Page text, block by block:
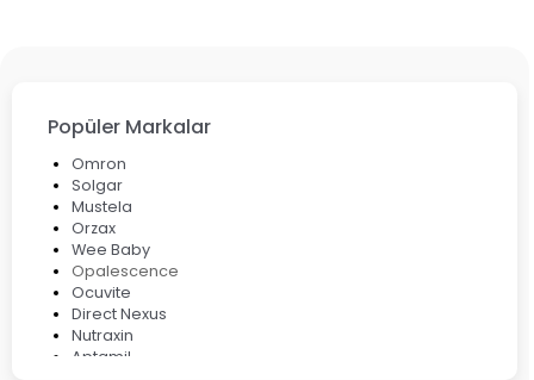
Popüler Markalar
Omron
Solgar
Mustela
Orzax
Wee Baby
Opalescence
Ocuvite
Direct Nexus
Nutraxin
Aptamil